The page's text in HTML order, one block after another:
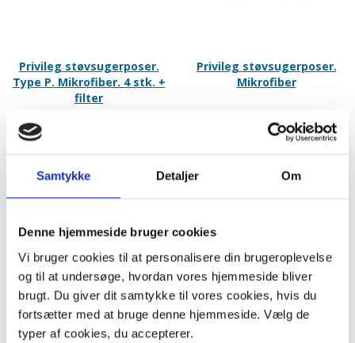
Samtykke Detaljer Om
Denne hjemmeside bruger cookies
Vi bruger cookies til at personalisere din brugeroplevelse
og til at undersøge, hvordan vores hjemmeside bliver
brugt. Du giver dit samtykke til vores cookies, hvis du
fortsætter med at bruge denne hjemmeside. Vælg de
typer af cookies, du accepterer.
Privileg støvsugerposer.
Type P. Mikrofiber. 4 stk. +
filter
69,95 DKK
Plus leveringsomkostninger.
39,00 til pakkehops. Fri fragt til
pakkeshop ved køb over 599,-
LÆG I KURV
Privileg støvsugerposer.
Mikrofiber
49,95 DKKm/Moms
Plus leveringsomkostninger.
39,00 til pakkehops. Fri fragt til
pakkeshop ved køb over 599,-